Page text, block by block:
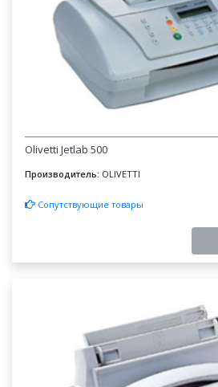
Olivetti Jetlab 500
Производитель: OLIVETTI
Сопутствующие товары